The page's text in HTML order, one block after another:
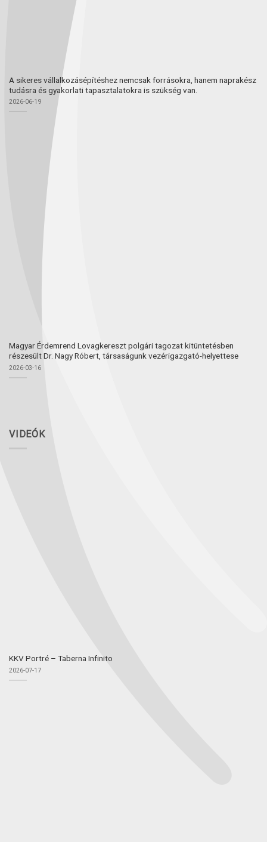
A sikeres vállalkozásépítéshez nemcsak forrásokra, hanem naprakész
tudásra és gyakorlati tapasztalatokra is szükség van.
2026-06-19
Magyar Érdemrend Lovagkereszt polgári tagozat kitüntetésben
részesült Dr. Nagy Róbert, társaságunk vezérigazgató-helyettese
2026-03-16
VIDEÓK
KKV Portré – Taberna Infinito
2026-07-17